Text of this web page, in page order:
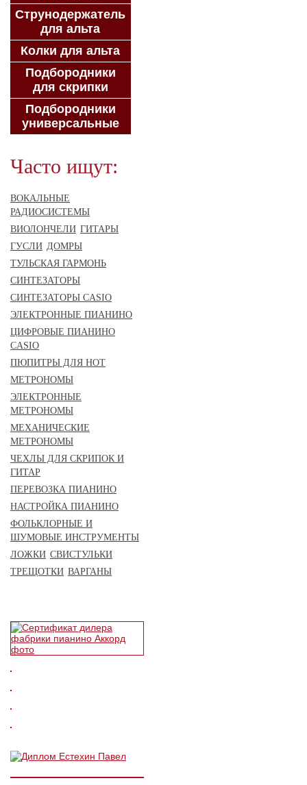
Струнодержатель
для альта
Колки для альта
Подбородники
для скрипки
Подбородники
универсальные
Часто ищут:
ВОКАЛЬНЫЕ
РАДИОСИСТЕМЫ
ВИОЛОНЧЕЛИ ГИТАРЫ
ГУСЛИ ДОМРЫ
ТУЛЬСКАЯ ГАРМОНЬ
СИНТЕЗАТОРЫ
СИНТЕЗАТОРЫ CASIO
ЭЛЕКТРОННЫЕ ПИАНИНО
ЦИФРОВЫЕ ПИАНИНО
CASIO
ПЮПИТРЫ ДЛЯ НОТ
МЕТРОНОМЫ
ЭЛЕКТРОННЫЕ
МЕТРОНОМЫ
МЕХАНИЧЕСКИЕ
МЕТРОНОМЫ
ЧЕХЛЫ ДЛЯ СКРИПОК И
ГИТАР
ПЕРЕВОЗКА ПИАНИНО
НАСТРОЙКА ПИАНИНО
ФОЛЬКЛОРНЫЕ И
ШУМОВЫЕ ИНСТРУМЕНТЫ
ЛОЖКИ СВИСТУЛЬКИ
ТРЕЩОТКИ ВАРГАНЫ